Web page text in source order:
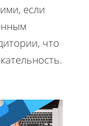
если
что